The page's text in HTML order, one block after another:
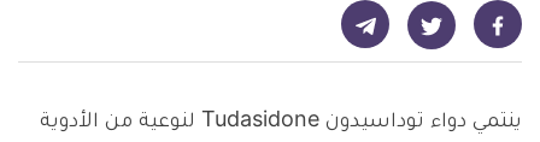
شارك على فيسبوك - ديلي ميديكال انفو شارك على تويتر - ديلي ميديكال انفو شارك على تيليجرام - ديلي ميديكال انفو
ينتمي دواء توداسيدون Tudasidone لنوعية من الأدوية